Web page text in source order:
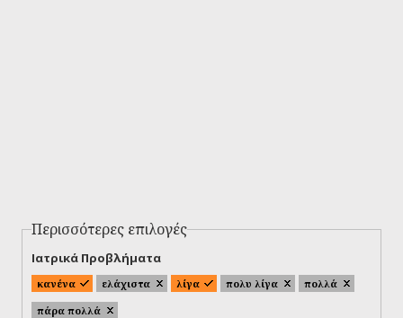
Περισσότερες επιλογές
Ιατρικά Προβλήματα
κανένα ελάχιστα λίγα πολυ λίγα
πολλά
πάρα πολλά